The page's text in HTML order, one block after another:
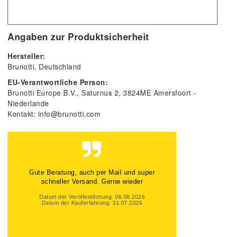
Angaben zur Produktsicherheit
Hersteller:
Brunotti Deutschland
EU-Verantwortliche Person:
Brunotti Europe B.V. Saturnus 2 3824ME Amersfoort
Niederlande
Kontakt: info@brunotti.com
Gute Beratung, auch per Mail und super
schneller Versand. Gerne wieder
Datum der Veröffentlichung: 06.08.2026
Datum der Kauferfahrung: 31.07.2026